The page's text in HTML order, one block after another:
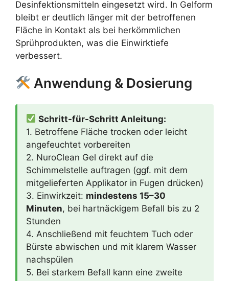
Desinfektionsmitteln eingesetzt wird. In Gelform
bleibt er deutlich länger mit der betroffenen
Fläche in Kontakt als bei herkömmlichen
Sprühprodukten, was die Einwirktiefe
verbessert.
Anwendung & Dosierung
Schritt-für-Schritt Anleitung:
1. Betroffene Fläche trocken oder leicht
angefeuchtet vorbereiten
2. NuroClean Gel direkt auf die
Schimmelstelle auftragen (ggf. mit dem
mitgelieferten Applikator in Fugen drücken)
3. Einwirkzeit: mindestens 15–30
Minuten, bei hartnäckigem Befall bis zu 2
Stunden
4. Anschließend mit feuchtem Tuch oder
Bürste abwischen und mit klarem Wasser
nachspülen
5. Bei starkem Befall kann eine zweite